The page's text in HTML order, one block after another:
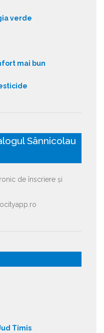
verde
mai bun
Sânnicolau
de înscriere și
Timis